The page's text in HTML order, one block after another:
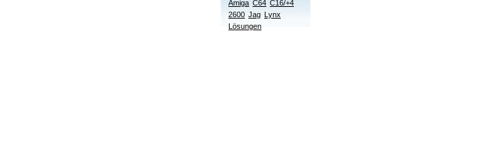
Amiga C64 C16/+4
2600 Jag Lynx
Lösungen